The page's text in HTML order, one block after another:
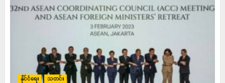
နိုင်ငံရေး သတင်း